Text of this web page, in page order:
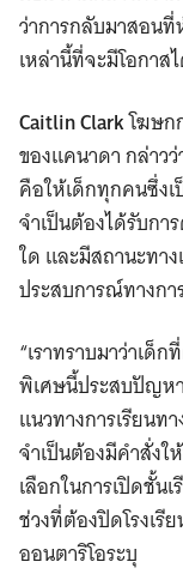
ว่าการกลับมาสอนที่
เหล่านี้ที่จะมีโอกาส
Caitlin Clarkโฆษก
ของแคนาดา กล่าว
คือให้เด็กทุกคนซึ่ง
จำเป็นต้องได้รับกา
ใด และมีสถานะทา
ประสบการณ์ทางกา
“เราทราบมาว่าเด็
พิเศษนี้ประสบปัญห
แนวทางการเรียนท
จำเป็นต้องมีคำสั่งใ
เลือกในการเปิดชั้น
ช่วงที่ต้องปิดโรงเรี
ออนตาริโอระบุ